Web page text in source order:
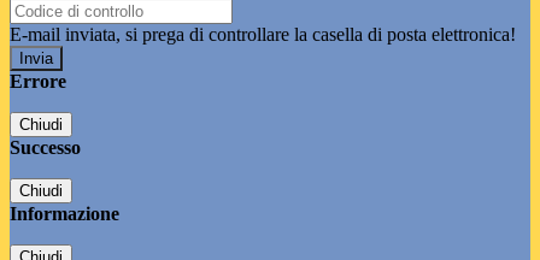
E-mail inviata, si prega di controllare la casella di posta elettronica!
Errore
Chiudi
Successo
Chiudi
Informazione